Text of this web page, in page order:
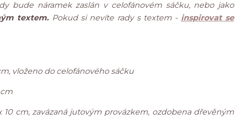
bude náramek zaslán v celofánovém sáčku, nebo jako
textem. Pokud si nevíte rady s textem - inspirovat se
vloženo do celofánového sáčku
10 cm, zavázaná jutovým provázkem, ozdobena dřevěným